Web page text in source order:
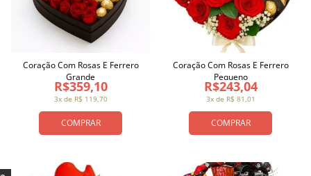
COMPRAR
3x de R$ 119,70
R$359,10
Coração Com Rosas E Ferrero
Grande
COMPRAR
3x de R$ 81,01
R$243,04
Coração Com Rosas E Ferrero
Pequeno